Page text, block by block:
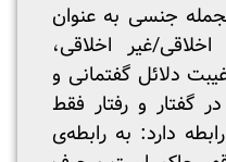
جنسی به عنوان
غیر اخلاقی،
دلائل گفتمانی و
گفتار و رفتار فقط
دارد: به رابطه‌ی